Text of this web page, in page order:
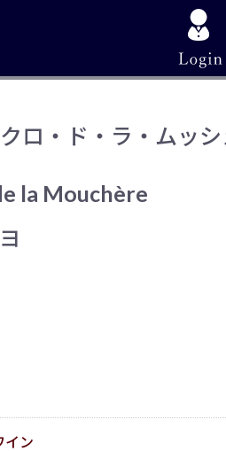
ロ・ド・ラ・ムッシ
la Mouchère
イン